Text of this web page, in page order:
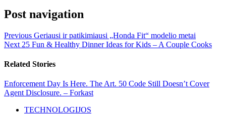
Post navigation
Previous Geriausi ir patikimiausi „Honda Fit“ modelio metai
Next 25 Fun & Healthy Dinner Ideas for Kids – A Couple Cooks
Related Stories
Enforcement Day Is Here. The Art. 50 Code Still Doesn’t Cover
Agent Disclosure. – Forkast
TECHNOLOGIJOS